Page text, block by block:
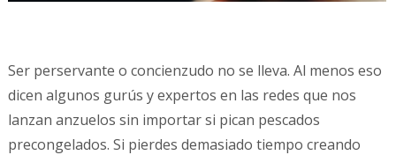
Ser perservante o concienzudo no se lleva. Al menos eso
dicen algunos gurús y expertos en las redes que nos
lanzan anzuelos sin importar si pican pescados
precongelados. Si pierdes demasiado tiempo creando